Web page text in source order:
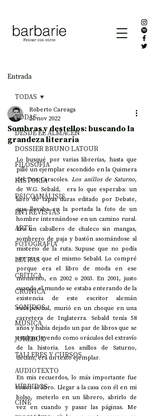
Entrada
TODAS
DESDE EL ALMACÉN
DOSSIER BRUNO LATOUR
FILOSOFÍA
HISTORIA
PSICOANÁLISIS
ENTREVISTAS
ARTE
FOTOGRAFÍA
LETRAS
CRÍTICA
CRÓNICA
SONIDOS
MÚSICA
JUKEBOX
TALLERES Y CURSOS
AUDIOTEXTO
HÍBRIDOS
CINE
TODAS
Sombras y destellos: buscando la
grandeza literaria
Roberto Careaga
21 nov 2022
Lo busqué por varias librerías, hasta que
pillé un ejemplar escondido en la Quimera
del Dos Caracoles. Los anillos de Saturno,
de W.G. Sebald,  era lo que esperaba: un
libro de tapas duras editado por Debate,
que llevaba en la portada la foto de un
hombre internándose en un camino rural.
Era un caballero de chaleco sin mangas,
sombrero de paja y bastón asomándose al
misterio de la ruta. Supuse que no podía
ser otro que el mismo Sebald. Lo compré
porque era el libro de moda en ese
momento, en 2002 o 2003. En 2001, justo
cuando el mundo se estaba enterando de la
existencia de este escritor alemán
excepcional, murió en un choque en una
carretera de Inglaterra. Sebald tenía 58
años y había dejado un par de libros que se
estaban leyendo como oráculos del extravío
de la historia. Los anillos de Saturno,
decían, era un texto ejemplar.
En mis recuerdos, lo más importante fue
tener el libro. Llegar a la casa con él en mi
bolso, meterlo en un librero, abrirlo de
vez en cuando y pasar las páginas. Me